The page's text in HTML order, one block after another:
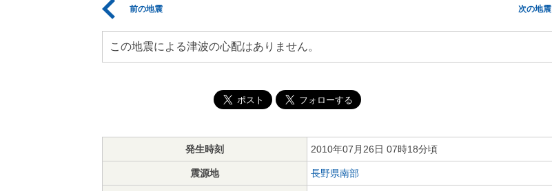
前の地震 次の地震
この地震による津波の心配はありません。
発生時刻 2010年07月26日 07時18分頃
震源地 長野県南部